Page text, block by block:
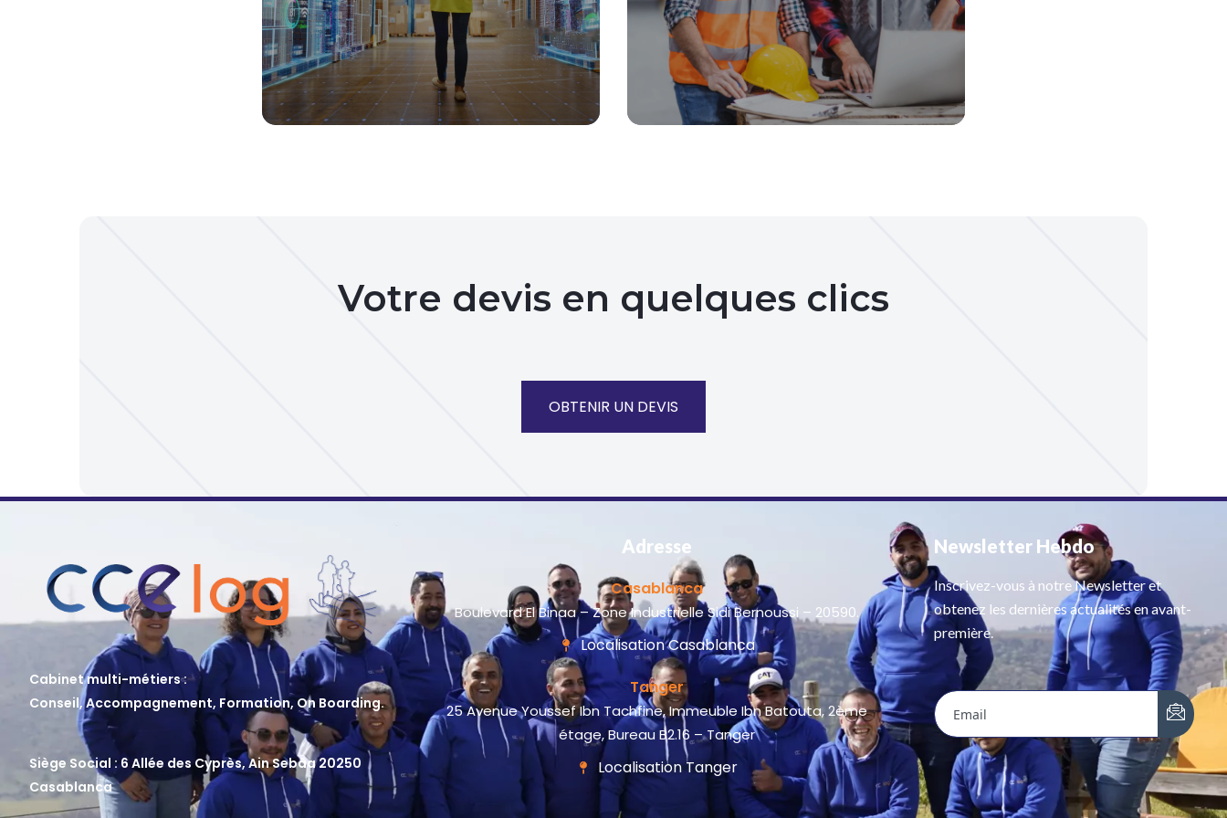
Nous vous guidons à travers les méthodes
modernes de gestion de la production, afin
d'optimiser vos processus et d’accroître votre
productivité.
proposons des formations sur mesure,
adaptées à vos besoins spécifiques. Nous
construisons des programmes flexibles qui
répondent parfaitement à vos attentes.
Votre devis en quelques clics
OBTENIR UN DEVIS
Cabinet multi-métiers :
Conseil, Accompagnement, Formation, On Boarding.
Siège Social : 6 Allée des Cyprès, Ain Sebâa 20250
Casablanca
Adresse
Casablanca
Boulevard El Binaa – Zone Industrielle Sidi Bernoussi – 20590.
Localisation Casablanca
Tanger
25 Avenue Youssef Ibn Tachfine, Immeuble Ibn Batouta, 2ème
étage, Bureau B2.16 – Tanger
Localisation Tanger
Newsletter Hebdo
Inscrivez-vous à notre Newsletter et
obtenez les dernières actualités en avant-
première.